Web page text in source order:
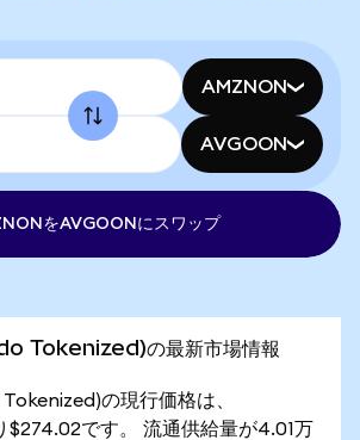
AMZNON
AVGOON
をAVGOONにスワップ
Tokenized)の最新市場情報
の現行価格は、
$274.02です。 流通供給量が4.01万